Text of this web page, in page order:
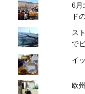
6月
ド
ス
で
イ
欧